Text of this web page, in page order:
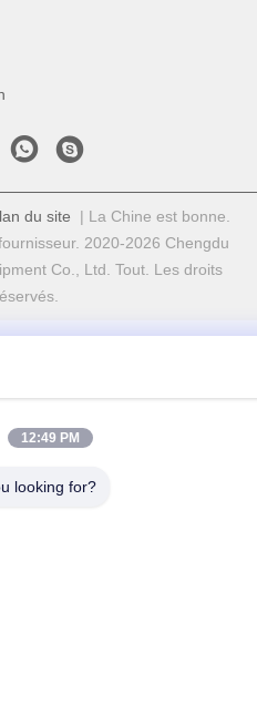
du site | La Chine est bonne.
2020-2026 Chengdu
Co., Ltd. Tout. Les droits
12:49 PM
looking for?